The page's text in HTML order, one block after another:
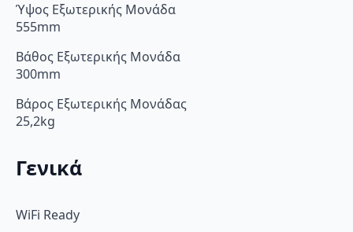
Ύψος Εξωτερικής Μονάδα
555mm
Βάθος Εξωτερικής Μονάδα
300mm
Βάρος Εξωτερικής Μονάδας
25,2kg
Γενικά
WiFi Ready